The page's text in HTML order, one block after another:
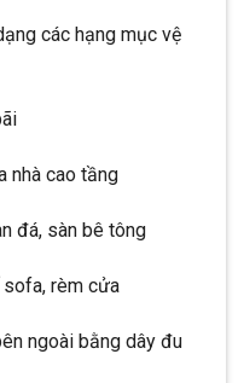
các hạng mục vệ
nhà cao tầng
đá, sàn bê tông
rèm cửa
ngoài bằng dây đu